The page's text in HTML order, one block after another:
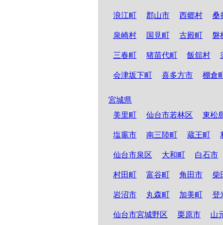
浪江町 郡山市 西郷村 桑
泉崎村 国見町 古殿町 磐
三春町 猪苗代町 飯舘村
会津坂下町 喜多方市 棚倉
宮城県
美里町
仙台市若林区 東松
塩竈市 南三陸町 蔵王町
仙台市泉区 大和町 白石市
村田町 富谷町 角田市 柴
岩沼市 丸森町 加美町 登
仙台市宮城野区 栗原市 山